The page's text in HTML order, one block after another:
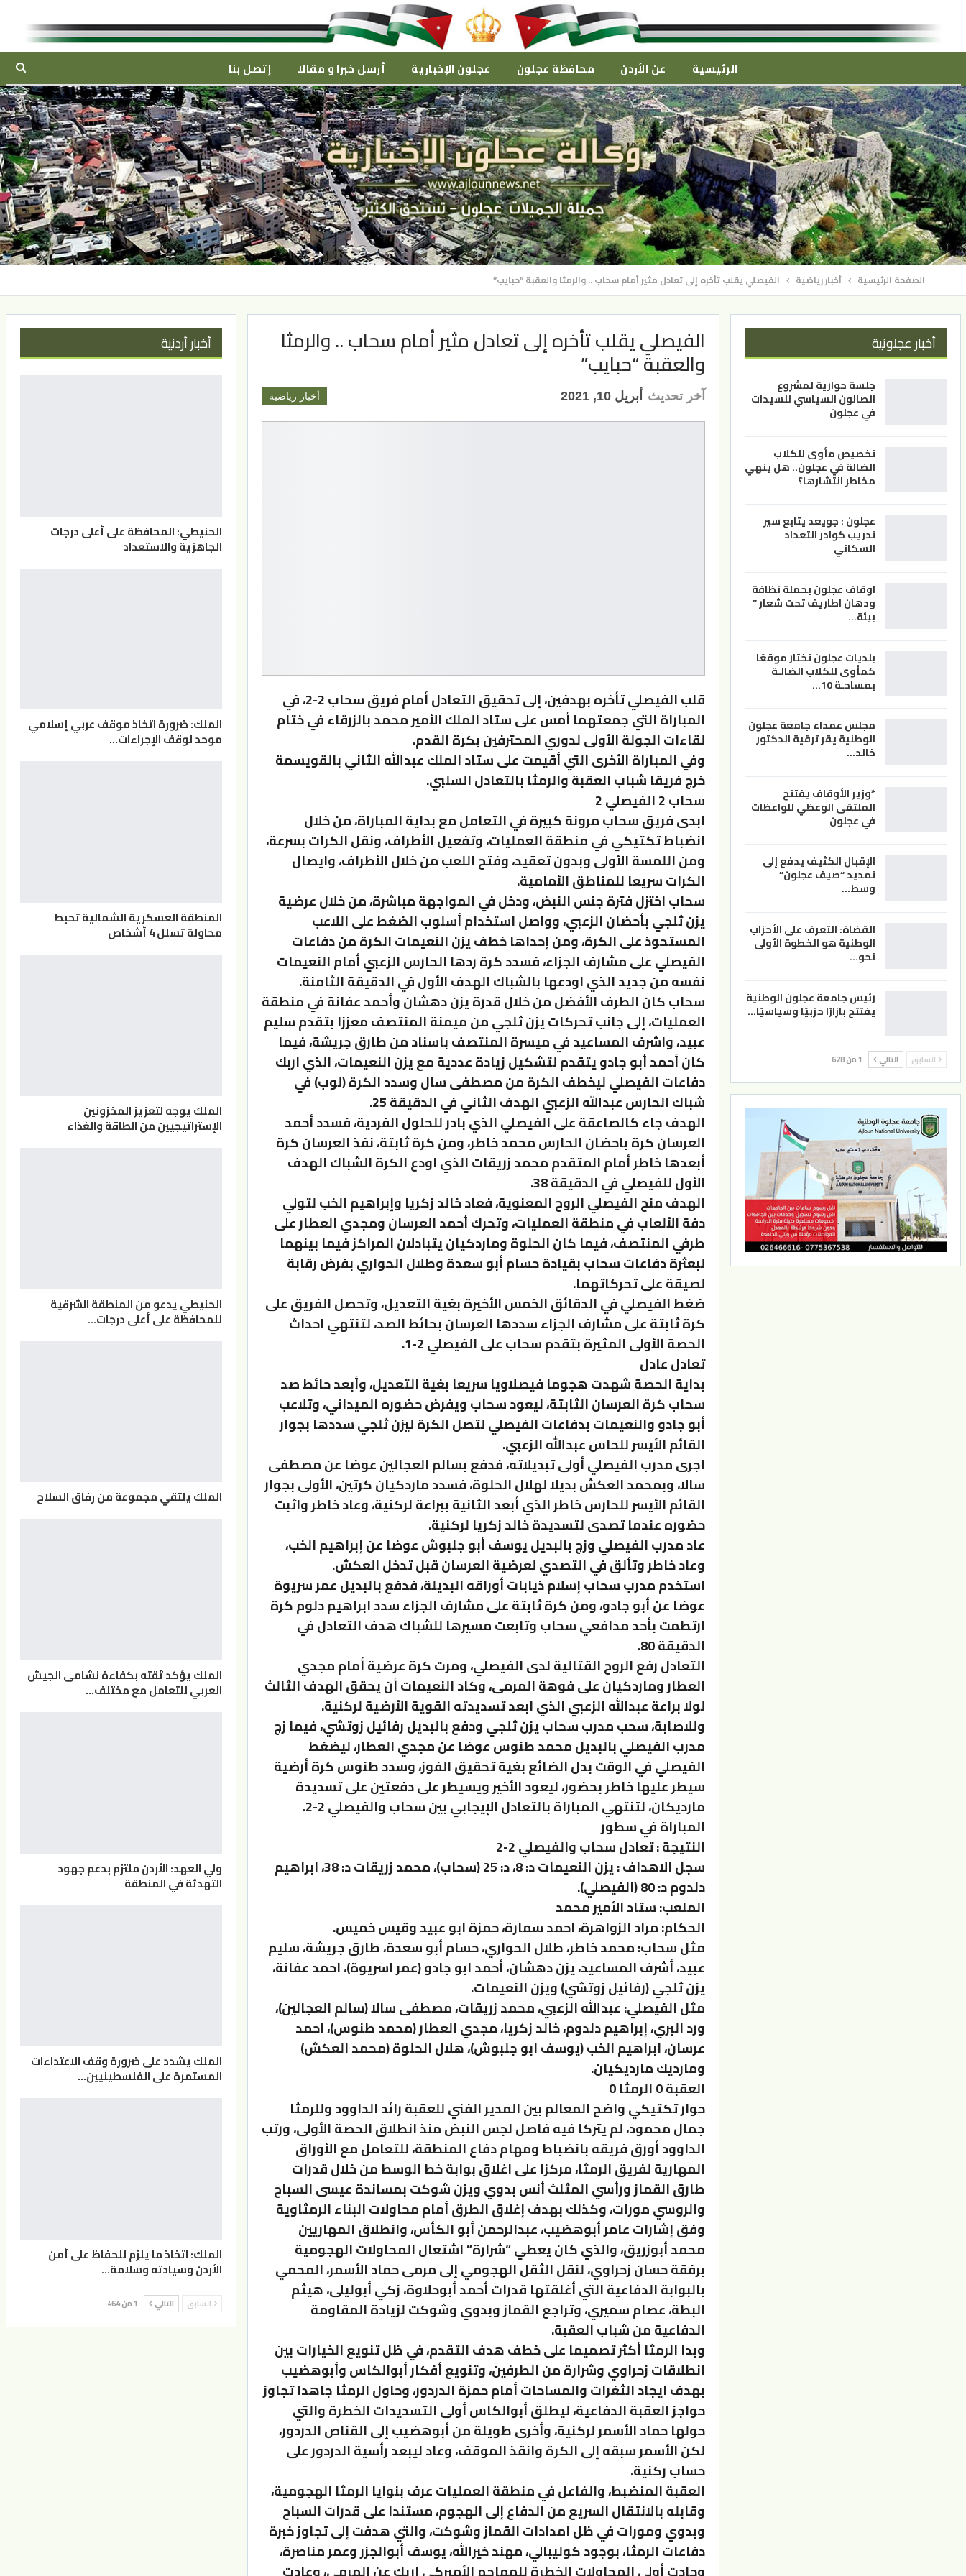
الرئيسية عن الأردن محافظة عجلون عجلون الإخبارية أرسل خبرا و مقالا إتصل بنا
الصفحة الرئيسية أخبار رياضية الفيصلي يقلب تأخره إلى تعادل مثير أمام سحاب .. والرمثا والعقبة “حبايب”
الفيصلي يقلب تأخره إلى تعادل مثير أمام سحاب .. والرمثا
والعقبة “حبايب”
أخبار رياضية آخر تحديث أبريل 10, 2021
قلب الفيصلي تأخره بهدفين، إلى تحقيق التعادل أمام فريق سحاب 2-2، في
المباراة التي جمعتهما أمس على ستاد الملك الأمير محمد بالزرقاء في ختام
لقاءات الجولة الأولى لدوري المحترفين بكرة القدم.
وفي المباراة الأخرى التي أقيمت على ستاد الملك عبدالله الثاني بالقويسمة
خرج فريقا شباب العقبة والرمثا بالتعادل السلبي.
سحاب 2 الفيصلي 2
ابدى فريق سحاب مرونة كبيرة في التعامل مع بداية المباراة، من خلال
انضباط تكتيكي في منطقة العمليات، وتفعيل الأطراف، ونقل الكرات بسرعة،
ومن اللمسة الأولى وبدون تعقيد، وفتح اللعب من خلال الأطراف، وايصال
الكرات سريعا للمناطق الأمامية.
سحاب اختزل فترة جنس النبض، ودخل في المواجهة مباشرة، من خلال عرضية
يزن ثلجي بأحضان الزعبي، وواصل استخدام أسلوب الضغط على اللاعب
المستحوذ على الكرة، ومن إحداها خطف يزن النعيمات الكرة من دفاعات
الفيصلي على مشارف الجزاء، فسدد كرة ردها الحارس الزعبي أمام النعيمات
نفسه من جديد الذي اودعها بالشباك الهدف الأول في الدقيقة الثامنة.
سحاب كان الطرف الأفضل من خلال قدرة يزن دهشان وأحمد عفانة في منطقة
العمليات، إلى جانب تحركات يزن ثلجي من ميمنة المنتصف معززا بتقدم سليم
عبيد، واشرف المساعيد في ميسرة المنتصف باسناد من طارق جريشة، فيما
كان أحمد أبو جادو يتقدم لتشكيل زيادة عددية مع يزن النعيمات، الذي اربك
دفاعات الفيصلي ليخطف الكرة من مصطفى سال وسدد الكرة (لوب) في
شباك الحارس عبدالله الزعبي الهدف الثاني في الدقيقة 25.
الهدف جاء كالصاعقة على الفيصلي الذي بادر للحلول الفردية، فسدد أحمد
العرسان كرة باحضان الحارس محمد خاطر، ومن كرة ثابتة، نفذ العرسان كرة
أبعدها خاطر أمام المتقدم محمد زريقات الذي اودع الكرة الشباك الهدف
الأول للفيصلي في الدقيقة 38.
الهدف منح الفيصلي الروح المعنوية، فعاد خالد زكريا وإبراهيم الخب لتولي
دفة الألعاب في منطقة العمليات، وتحرك أحمد العرسان ومجدي العطار على
طرفي المنتصف، فيما كان الحلوة وماردكيان يتبادلان المراكز فيما بينهما
لبعثرة دفاعات سحاب بقيادة حسام أبو سعدة وطلال الحواري بفرض رقابة
لصيقة على تحركاتهما.
ضغط الفيصلي في الدقائق الخمس الأخيرة بغية التعديل، وتحصل الفريق على
كرة ثابتة على مشارف الجزاء سددها العرسان بحائط الصد، لتنتهي احداث
الحصة الأولى المثيرة بتقدم سحاب على الفيصلي 2-1.
تعادل عادل
بداية الحصة شهدت هجوما فيصلاويا سريعا بغية التعديل، وأبعد حائط صد
سحاب كرة العرسان الثابتة، ليعود سحاب ويفرض حضوره الميداني، وتلاعب
أبو جادو والنعيمات بدفاعات الفيصلي لتصل الكرة ليزن ثلجي سددها بجوار
القائم الأيسر للحاس عبدالله الزعبي.
اجرى مدرب الفيصلي أولى تبديلاته، فدفع بسالم العجالين عوضا عن مصطفى
سالا، وبمحمد العكش بديلا لهلال الحلوة، فسدد ماردكيان كرتين، الأولى بجوار
القائم الأيسر للحارس خاطر الذي أبعد الثانية ببراعة لركنية، وعاد خاطر واثبت
حضوره عندما تصدى لتسديدة خالد زكريا لركنية.
عاد مدرب الفيصلي وزج بالبديل يوسف أبو جلبوش عوضا عن إبراهيم الخب،
وعاد خاطر وتألق في التصدي لعرضية العرسان قبل تدخل العكش.
استخدم مدرب سحاب إسلام ذيابات أوراقه البديلة، فدفع بالبديل عمر سريوة
عوضا عن أبو جادو، ومن كرة ثابتة على مشارف الجزاء سدد ابراهيم دلوم كرة
ارتطمت بأحد مدافعي سحاب وتابعت مسيرها للشباك هدف التعادل في
الدقيقة 80.
التعادل رفع الروح القتالية لدى الفيصلي، ومرت كرة عرضية أمام مجدي
العطار وماردكيان على فوهة المرمى، وكاد النعيمات أن يحقق الهدف الثالث
لولا براعة عبدالله الزعبي الذي ابعد تسديدته القوية الأرضية لركنية.
وللاصابة، سحب مدرب سحاب يزن ثلجي ودفع بالبديل رفائيل زوتشي، فيما زج
مدرب الفيصلي بالبديل محمد طنوس عوضا عن مجدي العطار، ليضغط
الفيصلي في الوقت بدل الضائع بغية تحقيق الفوز، وسدد طنوس كرة أرضية
سيطر عليها خاطر بحضور، ليعود الأخير ويسيطر على دفعتين على تسديدة
مارديكان، لتنتهي المباراة بالتعادل الإيجابي بين سحاب والفيصلي 2-2.
المباراة في سطور
النتيجة : تعادل سحاب والفيصلي 2-2
سجل الاهداف : يزن النعيمات د: 8، د: 25 (سحاب)، محمد زريقات د: 38، ابراهيم
دلدوم د: 80 (الفيصلي).
الملعب: ستاد الأمير محمد
الحكام: مراد الزواهرة، احمد سمارة، حمزة ابو عبيد وقيس خميس.
مثل سحاب: محمد خاطر، طلال الحواري، حسام أبو سعدة، طارق جريشة، سليم
عبيد، أشرف المساعيد، يزن دهشان، أحمد ابو جادو (عمر اسريوة)، احمد عفانة،
يزن ثلجي (رفائيل زوتشي) ويزن النعيمات.
مثل الفيصلي: عبدالله الزعبي، محمد زريقات، مصطفى سالا (سالم العجالين)،
ورد البري، إبراهيم دلدوم، خالد زكريا، مجدي العطار (محمد طنوس)، احمد
عرسان، ابراهيم الخب (يوسف ابو جلبوش)، هلال الحلوة (محمد العكش)
ومارديك مارديكيان.
العقبة 0 الرمثا 0
حوار تكتيكي واضح المعالم بين المدير الفني للعقبة رائد الداوود وللرمثا
جمال محمود، لم يتركا فيه فاصل لجس النبض منذ انطلاق الحصة الأولى، ورتب
الداوود أورق فريقه بانضباط ومهام دفاع المنطقة، للتعامل مع الأوراق
المهارية لفريق الرمثا، مركزا على اغلاق بوابة خط الوسط من خلال قدرات
طارق القماز ورأسي المثلث أنس بدوي ويزن شوكت بمساندة عيسى السباح
والروسي مورات، وكذلك بهدف إغلاق الطرق أمام محاولات البناء الرمثاوية
وفق إشارات عامر أبوهضيب، عبدالرحمن أبو الكأس، وانطلاق المهاريين
محمد أبوزريق، والذي كان يعطي “شرارة” اشتعال المحاولات الهجومية
برفقة حسان زحراوي، لنقل الثقل الهجومي إلى مرمى حماد الأسمر، المحمي
بالبوابة الدفاعية التي أغلقتها قدرات أحمد أبوحلاوة، زكي أبوليلى، هيثم
البطة، عصام سميري، وتراجع القماز وبدوي وشوكت لزيادة المقاومة
الدفاعية من شباب العقبة.
وبدا الرمثا أكثر تصميما على خطف هدف التقدم، في ظل تنويع الخيارات بين
انطلاقات زحراوي وشرارة من الطرفين، وتنويع أفكار أبوالكاس وأبوهضيب
بهدف ايجاد الثغرات والمساحات أمام حمزة الدردور، وحاول الرمثا جاهدا تجاوز
حواجز العقبة الدفاعية، ليطلق أبوالكاس أولى التسديدات الخطرة والتي
حولها حماد الأسمر لركنية، وأخرى طويلة من أبوهضيب إلى القناص الدردور،
لكن الأسمر سبقه إلى الكرة وانقذ الموقف، وعاد ليبعد رأسية الدردور على
حساب ركنية.
العقبة المنضبط، والفاعل في منطقة العمليات عرف بنوايا الرمثا الهجومية،
وقابله بالانتقال السريع من الدفاع إلى الهجوم، مستندا على قدرات السباح
وبدوي ومورات في ظل امدادات القماز وشوكت، والتي هدفت إلى تجاوز خبرة
دفاعات الرمثا، بوجود كوليبالي، مهند خيرالله، يوسف أبوالجزر وعمر مناصرة،
وحادت أولى المحاولات الخطرة للمهاجم الأميركي إريك عن المرمى، وعادت
أخبار عجلونية
جلسة حوارية لمشروع
الصالون السياسي للسيدات
في عجلون
تخصيص مأوى للكلاب
الضالة في عجلون.. هل ينهي
مخاطر انتشارها؟
عجلون : جويعد يتابع سير
تدريب كوادر التعداد
السكاني
اوقاف عجلون بحملة نظافة
ودهان اطاريف تحت شعار ”
بيئة…
بلديات عجلون تختار موقعًا
كمأوى للكلاب الضالـة
بمساحـة 10…
مجلس عمداء جامعة عجلون
الوطنية يقر ترقية الدكتور
خالد…
*وزير الأوقاف يفتتح
الملتقى الوعظي للواعظات
في عجلون
الإقبال الكثيف يدفع إلى
تمديد “صيف عجلون”
وسط…
القضاة: التعرف على الأحزاب
الوطنية هو الخطوة الأولى
نحو…
رئيس جامعة عجلون الوطنية
يفتتح بازارًا حزبيًا وسياسيًا…
السابق التالي 1 من 628
أخبار أردنية
الحنيطي: المحافظة على أعلى درجات
الجاهزية والاستعداد
الملك: ضرورة اتخاذ موقف عربي إسلامي
موحد لوقف الإجراءات…
المنطقة العسكرية الشمالية تحبط
محاولة تسلل 4 أشخاص
الملك يوجه لتعزيز المخزونين
الإستراتيجيين من الطاقة والغذاء
الحنيطي يدعو من المنطقة الشرقية
للمحافظة على أعلى درجات…
الملك يلتقي مجموعة من رفاق السلاح
الملك يؤكد ثقته بكفاءة نشامى الجيش
العربي للتعامل مع مختلف…
ولي العهد: الأردن ملتزم بدعم جهود
التهدئة في المنطقة
الملك يشدد على ضرورة وقف الاعتداءات
المستمرة على الفلسطينيين…
الملك: اتخاذ ما يلزم للحفاظ على أمن
الأردن وسيادته وسلامة…
السابق التالي 1 من 464